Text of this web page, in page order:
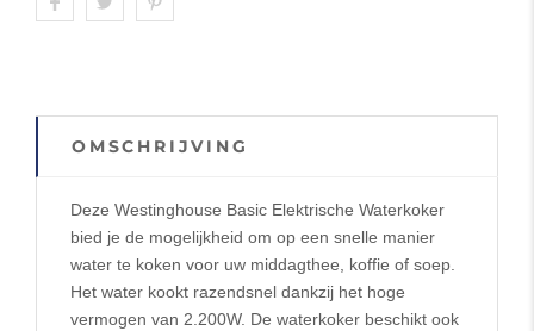
OMSCHRIJVING
Deze Westinghouse Basic Elektrische Waterkoker
bied je de mogelijkheid om op een snelle manier
water te koken voor uw middagthee, koffie of soep.
Het water kookt razendsnel dankzij het hoge
vermogen van 2.200W. De waterkoker beschikt ook